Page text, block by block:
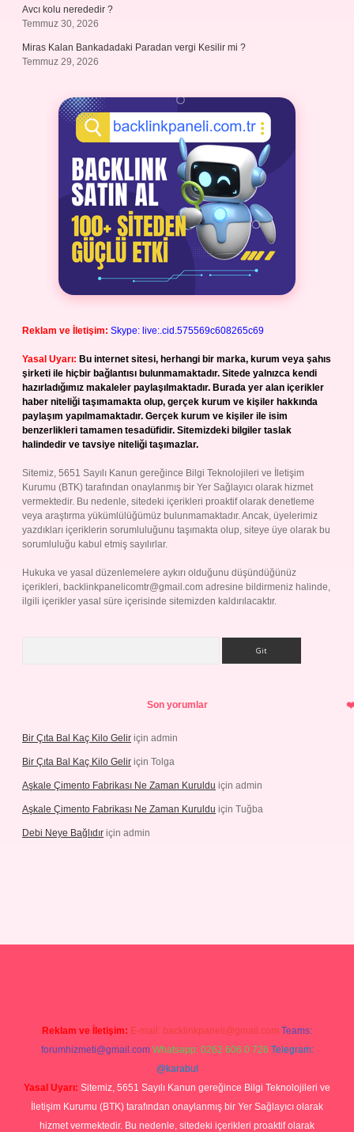
Avcı kolu nerededir ?
Temmuz 30, 2026
Miras Kalan Bankadadaki Paradan vergi Kesilir mi ?
Temmuz 29, 2026
Reklam ve İletişim: Skype: live:.cid.575569c608265c69
Yasal Uyarı: Bu internet sitesi, herhangi bir marka, kurum veya şahıs
şirketi ile hiçbir bağlantısı bulunmamaktadır. Sitede yalnızca kendi
hazırladığımız makaleler paylaşılmaktadır. Burada yer alan içerikler
haber niteliği taşımamakta olup, gerçek kurum ve kişiler hakkında
paylaşım yapılmamaktadır. Gerçek kurum ve kişiler ile isim
benzerlikleri tamamen tesadüfidir. Sitemizdeki bilgiler taslak
halindedir ve tavsiye niteliği taşımazlar.
Sitemiz, 5651 Sayılı Kanun gereğince Bilgi Teknolojileri ve İletişim
Kurumu (BTK) tarafından onaylanmış bir Yer Sağlayıcı olarak hizmet
vermektedir. Bu nedenle, sitedeki içerikleri proaktif olarak denetleme
veya araştırma yükümlülüğümüz bulunmamaktadır. Ancak, üyelerimiz
yazdıkları içeriklerin sorumluluğunu taşımakta olup, siteye üye olarak bu
sorumluluğu kabul etmiş sayılırlar.
Hukuka ve yasal düzenlemelere aykırı olduğunu düşündüğünüz
içerikleri, backlinkpanelicomtr@gmail.com adresine bildirmeniz halinde,
ilgili içerikler yasal süre içerisinde sitemizden kaldırılacaktır.
Son yorumlar
Bir Çıta Bal Kaç Kilo Gelir için admin
Bir Çıta Bal Kaç Kilo Gelir için Tolga
Aşkale Çimento Fabrikası Ne Zaman Kuruldu için admin
Aşkale Çimento Fabrikası Ne Zaman Kuruldu için Tuğba
Debi Neye Bağlıdır için admin
Reklam ve İletişim: E-mail: backlinkpaneli@gmail.com Teams:
forumhizmeti@gmail.com Whatsapp: 0262 606 0 726 Telegram:
@karabul
Yasal Uyarı: Sitemiz, 5651 Sayılı Kanun gereğince Bilgi Teknolojileri ve
İletişim Kurumu (BTK) tarafından onaylanmış bir Yer Sağlayıcı olarak
hizmet vermektedir. Bu nedenle, sitedeki içerikleri proaktif olarak